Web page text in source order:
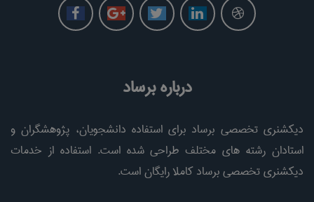
درباره برساد
دیکشنری تخصصی برساد برای استفاده دانشجویان، پژوهشگران و
استادان رشته های مختلف طراحی شده است. استفاده از خدمات
دیکشنری تخصصی برساد کاملا رایگان است.